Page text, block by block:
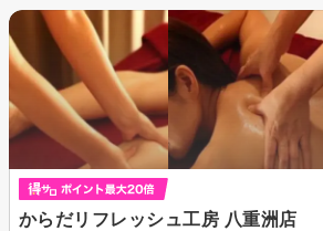
からだリフレッシュ工房 八重洲店